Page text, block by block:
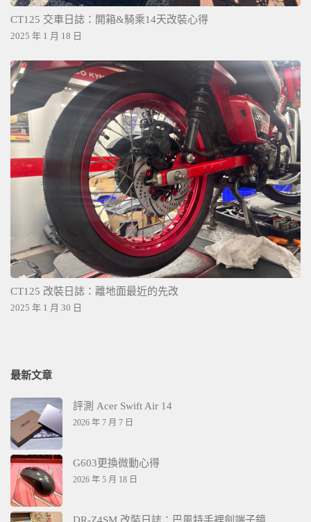
CT125 交車日誌：開箱&騎乘14天改裝心得
2025 年 1 月 18 日
CT125 改裝日誌：離地面最近的先改
2025 年 1 月 30 日
最新文章
評測 Acer Swift Air 14
2026 年 7 月 7 日
G603更換微動心得
2026 年 5 月 18 日
DR-Z4SM 改裝日誌：巴風特手裡劍端子鏡